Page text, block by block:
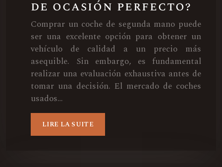
de ocasión perfecto?
Comprar un coche de segunda mano puede
ser una excelente opción para obtener un
vehículo de calidad a un precio más
asequible. Sin embargo, es fundamental
realizar una evaluación exhaustiva antes de
tomar una decisión. El mercado de coches
usados…
LIRE LA SUITE